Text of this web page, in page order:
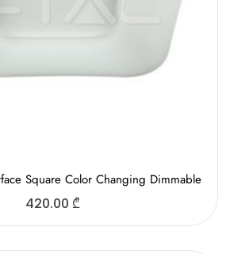
Square Color Changing Dimmable
420.00 ₾